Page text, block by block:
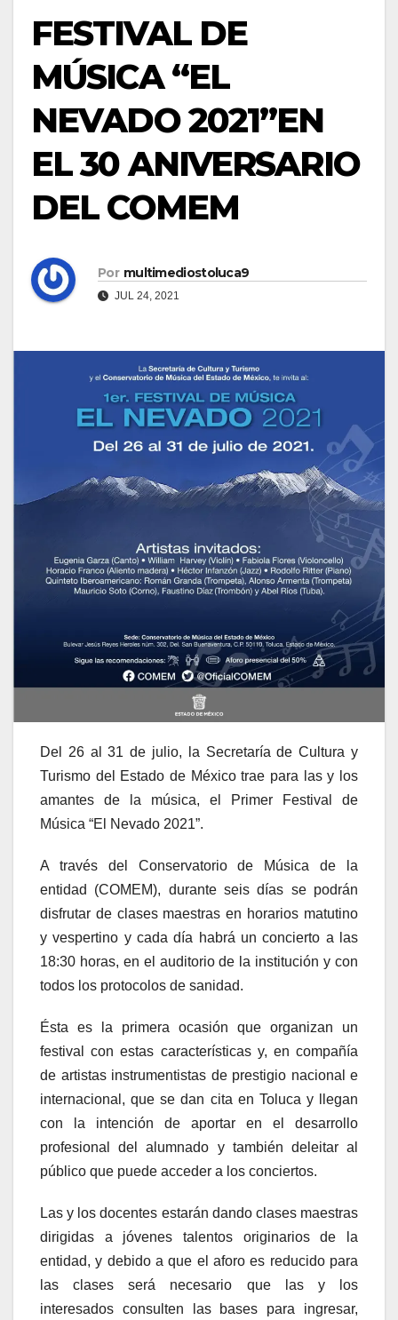
FESTIVAL DE
MÚSICA “EL
NEVADO 2021”EN
EL 30 ANIVERSARIO
DEL COMEM
Por multimediostoluca9
JUL 24, 2021
Del 26 al 31 de julio, la Secretaría de Cultura y
Turismo del Estado de México trae para las y los
amantes de la música, el Primer Festival de
Música “El Nevado 2021”.
A través del Conservatorio de Música de la
entidad (COMEM), durante seis días se podrán
disfrutar de clases maestras en horarios matutino
y vespertino y cada día habrá un concierto a las
18:30 horas, en el auditorio de la institución y con
todos los protocolos de sanidad.
Ésta es la primera ocasión que organizan un
festival con estas características y, en compañía
de artistas instrumentistas de prestigio nacional e
internacional, que se dan cita en Toluca y llegan
con la intención de aportar en el desarrollo
profesional del alumnado y también deleitar al
público que puede acceder a los conciertos.
Las y los docentes estarán dando clases maestras
dirigidas a jóvenes talentos originarios de la
entidad, y debido a que el aforo es reducido para
las clases será necesario que las y los
interesados consulten las bases para ingresar,